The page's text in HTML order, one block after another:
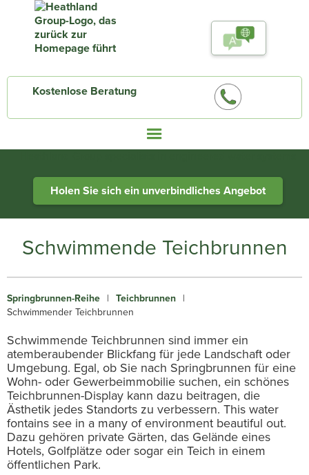
Kostenlose Beratung
Holen Sie sich ein unverbindliches Angebot
Schwimmende Teichbrunnen
Springbrunnen-Reihe | Teichbrunnen |
Schwimmender Teichbrunnen
Schwimmende Teichbrunnen sind immer ein
atemberaubender Blickfang für jede Landschaft oder
Umgebung. Egal, ob Sie nach Springbrunnen für eine
Wohn- oder Gewerbeimmobilie suchen, ein schönes
Teichbrunnen-Display kann dazu beitragen, die
Ästhetik jedes Standorts zu verbessern. This water
fontains see in a many of environment beautiful out.
Dazu gehören private Gärten, das Gelände eines
Hotels, Golfplätze oder sogar ein Teich in einem
öffentlichen Park.